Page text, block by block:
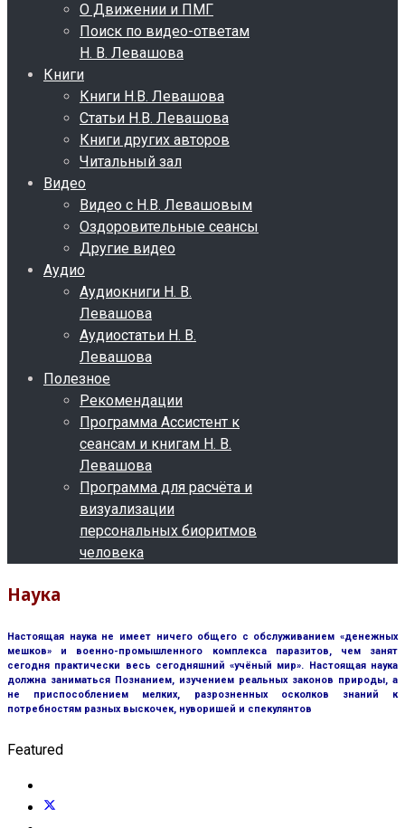
О Движении и ПМГ
Поиск по видео-ответам
Н. В. Левашова
Книги
Книги Н.В. Левашова
Статьи Н.В. Левашова
Книги других авторов
Читальный зал
Видео
Видео с Н.В. Левашовым
Оздоровительные сеансы
Другие видео
Аудио
Аудиокниги Н. В.
Левашова
Аудиостатьи Н. В.
Левашова
Полезное
Рекомендации
Программа Ассистент к
сеансам и книгам Н. В.
Левашова
Программа для расчёта и
визуализации
персональных биоритмов
человека
Наука
Настоящая наука не имеет ничего общего с обслуживанием «денежных
мешков» и военно-промышленного комплекса паразитов, чем занят
сегодня практически весь сегодняшний «учёный мир». Настоящая наука
должна заниматься Познанием, изучением реальных законов природы, а
не приспособлением мелких, разрозненных осколков знаний к
потребностям разных выскочек, нуворишей и спекулянтов
Featured